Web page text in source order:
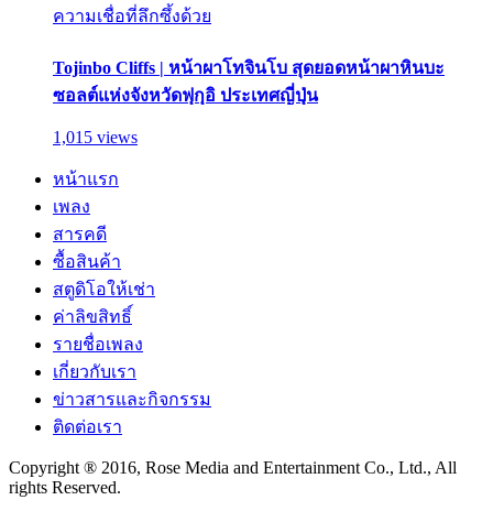
ความเชื่อที่ลึกซึ้งด้วย
Tojinbo Cliffs | หน้าผาโทจินโบ สุดยอดหน้าผาหินบะ
ซอลต์แห่งจังหวัดฟุกุอิ ประเทศญี่ปุ่น
1,015 views
หน้าแรก
เพลง
สารคดี
ซื้อสินค้า
สตูดิโอให้เช่า
ค่าลิขสิทธิ์
รายชื่อเพลง
เกี่ยวกับเรา
ข่าวสารและกิจกรรม
ติดต่อเรา
Copyright ® 2016, Rose Media and Entertainment Co., Ltd., All
rights Reserved.